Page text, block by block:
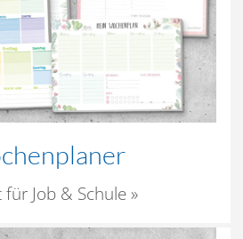
für Job & Schule »